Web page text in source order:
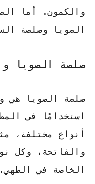
و الكمون. أما
الصويا
وصلصة
صلصة الصويا
صلصة الصويا هي
استخدامًا في
أنواع مختلفة،
والفاتحة، وكل
الخاصة في الطهي.